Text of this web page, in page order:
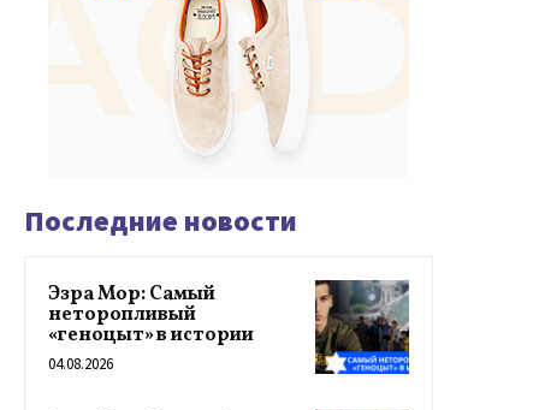
Последние новости
Эзра Мор: Самый
неторопливый
«геноцыт» в истории
04.08.2026